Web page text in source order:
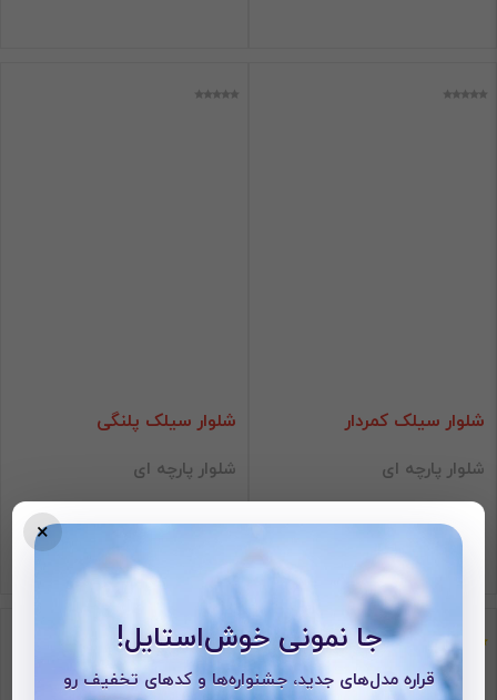
شلوار سیلک کمردار
شلوار پارچه ای
1,798,000 تومان
شلوار سیلک پلنگی
شلوار پارچه ای
1,999,000 تومان ×
جا نمونی خوش‌استایل!
قراره مدل‌های جدید، جشنواره‌ها و کدهای تخفیف رو